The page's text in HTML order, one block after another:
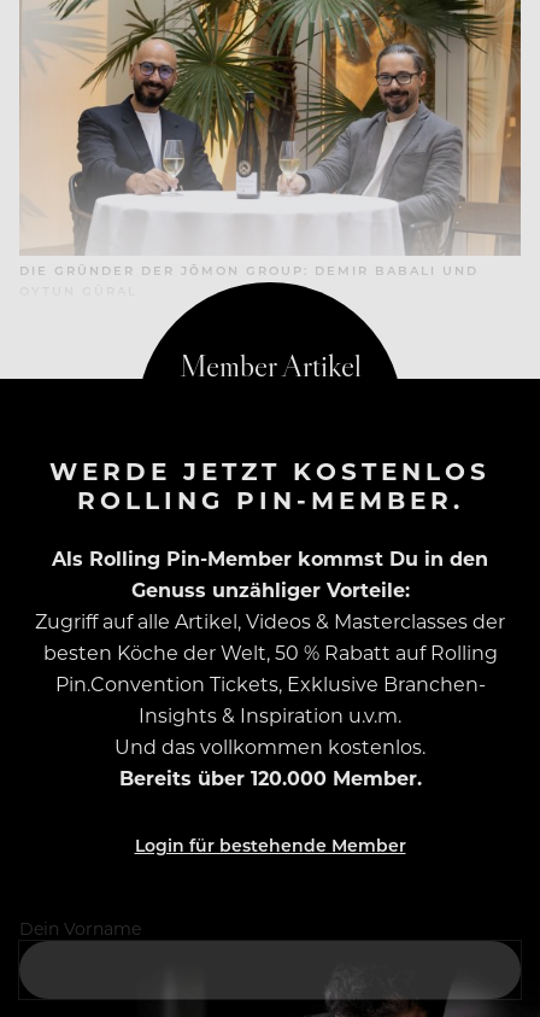
DIE GRÜNDER DER JŌMON GROUP: DEMIR BABALI UND
WERDE JETZT KOSTENLOS
ROLLING PIN-MEMBER.
Als Rolling Pin-Member kommst Du in den
Genuss unzähliger Vorteile:
Zugriff auf alle Artikel, Videos & Masterclasses der
besten Köche der Welt, 50 % Rabatt auf Rolling
Pin.Convention Tickets, Exklusive Branchen-
Insights & Inspiration u.v.m.
Und das vollkommen kostenlos.
Bereits über 120.000 Member.
Login für bestehende Member
Dein Vorname